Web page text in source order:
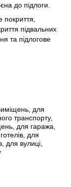
до підлоги.
покриття,
підвальних
та підлогове
для
транспорту,
для гаража,
для
для вулиці,